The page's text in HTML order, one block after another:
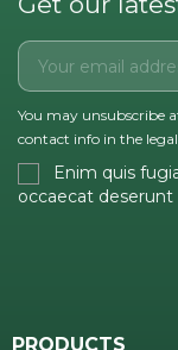
You may unsubscribe
contact info in the legal
Enim quis
occaecat deserunt
PRODUCTS